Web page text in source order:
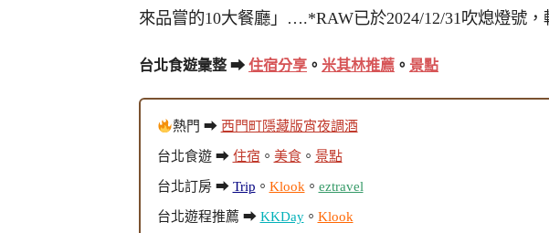
來品嘗的10大餐廳」….*RAW已於2024/12/31吹熄燈號，
台北食遊彙整 ➡ 住宿分享 。 米其林推薦 。 景點
熱門 ➡ 西門町隱藏版宵夜調酒
台北食遊 ➡ 住宿 。 美食。 景點
台北訂房 ➡ Trip 。 Klook 。 eztravel
台北遊程推薦 ➡ KKDay。 Klook